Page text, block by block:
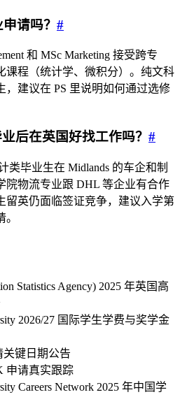
请吗？ #
和 MSc Marketing 接受跨专
课程（统计学、微积分）。纯文科
，建议在 PS 里说明如何通过选修
后在英国好找工作吗？ #
类毕业生在 Midlands 的车企和制
院物流专业跟 DHL 等企业有合作
留英仍面临签证竞争，建议入学第
Statistics Agency) 2025 年英国高
2026/27 国际学生学费与奖学金
关键日期公告
申请真实跟踪
Careers Network 2025 年中国学